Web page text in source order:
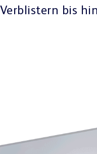
Verblistern bis